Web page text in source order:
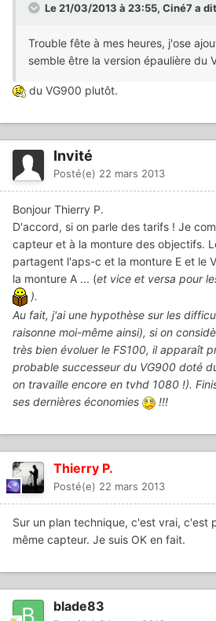
Le 21/03/2013 à 23:55, Ciné7 a
Trouble fête à mes heures, j'ose
semble être la version épaulière du
du VG900 plutôt.
Invité
Posté(e) 22 mars 2013
Bonjour Thierry P.
D'accord, si on parle des tarifs ! Je
capteur et à la monture des objectifs.
partagent l'aps-c et la monture E et le
la monture A ... (et vice et versa pour
).
Au fait, j'ai une hypothèse sur les
raisonne moi-même ainsi), si on
très bien évoluer le FS100, il apparaît
probable successeur du VG900 doté
on travaille encore en tvhd 1080 !).
ses dernières économies
!!!
Thierry P.
Posté(e) 22 mars 2013
Sur un plan technique, c'est vrai, c'est
même capteur. Je suis OK en fait.
blade83